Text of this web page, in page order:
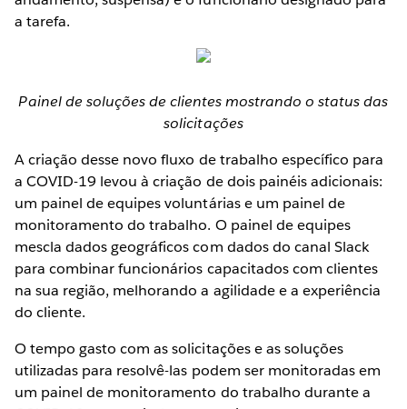
a tarefa.
Painel de soluções de clientes mostrando o status das
solicitações
A criação desse novo fluxo de trabalho específico para
a COVID-19 levou à criação de dois painéis adicionais:
um painel de equipes voluntárias e um painel de
monitoramento do trabalho. O painel de equipes
mescla dados geográficos com dados do canal Slack
para combinar funcionários capacitados com clientes
na sua região, melhorando a agilidade e a experiência
do cliente.
O tempo gasto com as solicitações e as soluções
utilizadas para resolvê-las podem ser monitoradas em
um painel de monitoramento do trabalho durante a